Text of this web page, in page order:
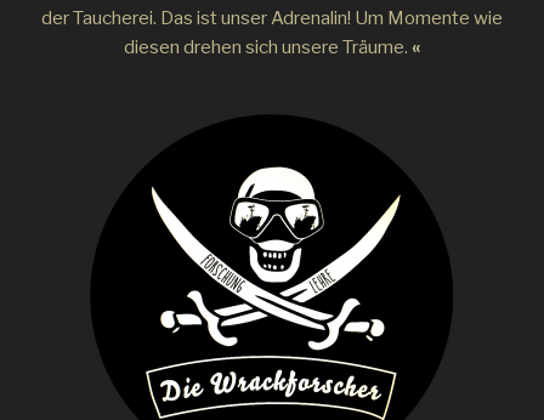
der Taucherei. Das ist unser Adrenalin! Um Momente wie
diesen drehen sich unsere Träume. «